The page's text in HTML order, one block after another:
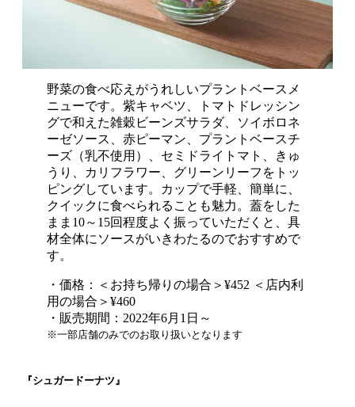
野菜の食べ応えがうれしいプラントベースメ
ニューです。紫キャベツ、トマトドレッシン
グで和えた雑穀ビーンズサラダ、ソイボロネ
ーゼソース、赤ピーマン、プラントベースチ
ーズ（乳不使用）、セミドライトマト、きゅ
うり、カリフラワー、グリーンリーフをトッ
ピングしています。カップで手軽、簡単に、
クイックに食べられることも魅力。蓋をした
まま10～15回程度よく振っていただくと、具
材全体にソースがいきわたるのでおすすめで
す。
・価格：＜お持ち帰りの場合＞¥452 ＜店内利
用の場合＞¥460
・販売期間：2022年6月1日～
※一部店舗のみでのお取り扱いとなります
『シュガードーナツ』